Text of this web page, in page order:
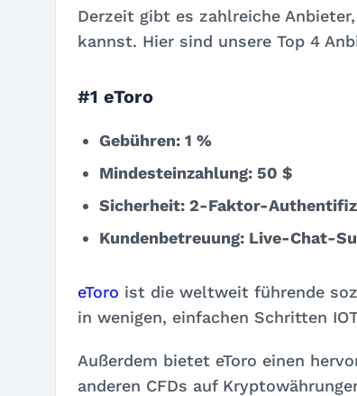
Derzeit gibt es zahlreiche
kannst. Hier sind unsere Top 4
#1 eToro
Gebühren: 1 %
Mindesteinzahlung: 50 $
Sicherheit: 2-Faktor-
Kundenbetreuung: Live-Chat-
eToro ist die weltweit führende
in wenigen, einfachen Schritten
Außerdem bietet eToro einen
anderen CFDs auf